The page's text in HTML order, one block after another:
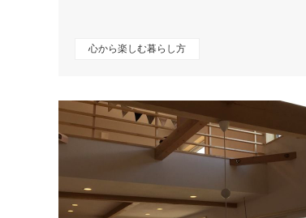
心から楽しむ暮らし方